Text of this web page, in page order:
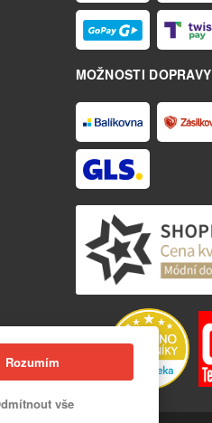
MOŽNOSTI DOPRAVY
Rozumím
vše